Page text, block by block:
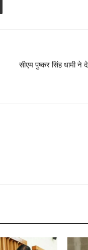
सीएम पुष्कर सिंह धामी ने